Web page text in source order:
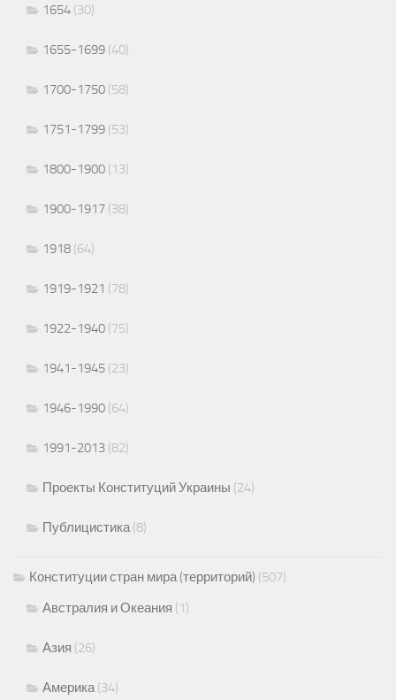
1654 (30)
1655-1699 (40)
1700-1750 (58)
1751-1799 (53)
1800-1900 (13)
1900-1917 (38)
1918 (64)
1919-1921 (78)
1922-1940 (75)
1941-1945 (23)
1946-1990 (64)
1991-2013 (82)
Проекты Конституций Украины (24)
Публицистика(8)
Конституции стран мира (территорий) (507)
Австралия и Океания (1)
Азия (26)
Америка(34)